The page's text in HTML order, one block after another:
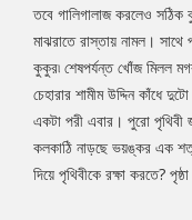
তবে গালিগালাজ করলেও সঠিক
মাঝরাতে রাস্তায় নামল। সাথে
কুকুর৷ শেষপর্যন্ত খোঁজ মিলল
চেহারার শামীম উদ্দিন কাঁধে
একটা পরী এবার। পুরো পৃথিবী
কলকাঠি নাড়ছে ভয়ঙ্কর এক
দিয়ে পৃথিবীকে রক্ষা করতে?